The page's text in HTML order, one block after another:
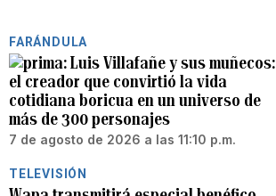
FARÁNDULA
Luis Villafañe y sus muñecos:
el creador que convirtió la vida
cotidiana boricua en un universo de
más de 300 personajes
7 de agosto de 2026 a las 11:10 p.m.
TELEVISIÓN